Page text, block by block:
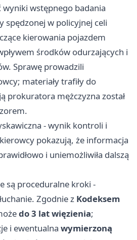
wstępnego badania
spędzonej w policyjnej celi
kierowania pojazdem
środków odurzających i
Sprawę prowadzili
materiały trafiły do
prokuratora mężczyzna został
- wynik kontroli i
pokazują, że informacja
i uniemożliwiła dalszą
są proceduralne kroki -
Zgodnie z Kodeksem
do 3 lat więzienia;
i ewentualna wymierzoną